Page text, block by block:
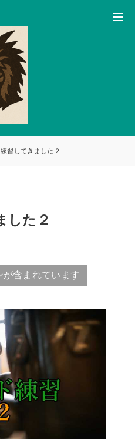
習してきました２
した２
含まれています